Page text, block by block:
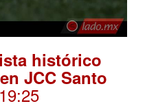
histórico
JCC Santo